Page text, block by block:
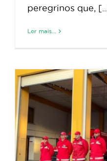
peregrinos que,
Ler mais...